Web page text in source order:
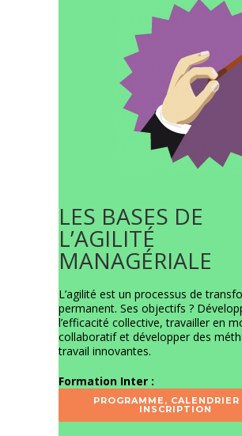
LES BASES DE
L’AGILITÉ
MANAGÉRIALE
L’agilité est un processus de
permanent. Ses objectifs ?
l’efficacité collective, travailler en
collaboratif et développer des
travail innovantes.
Formation Inter :
PROGRAMME, CALENDRIER
INSCRIPTION